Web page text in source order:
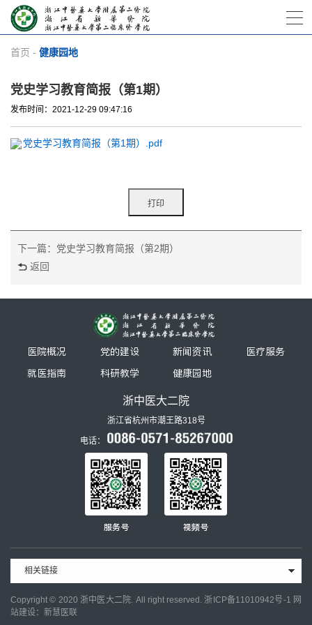
首页 - 健康园地
党史学习教育简报（第1期）
发布时间：2021-12-29 09:47:16
党史学习教育简报（第1期）.pdf
下一篇：党史学习教育简报（第2期）
返回
医院概况 党的建设 新闻资讯
医疗服务
就医指南
科研教学 健康园地
浙中医大二院
浙江省杭州市潮王路318号
电话：
服务号 视频号
相关链接
Copyright © 2020 浙中医大二院. All right reserved. 浙ICP备11010942号-1 网
站建设：新慧医联